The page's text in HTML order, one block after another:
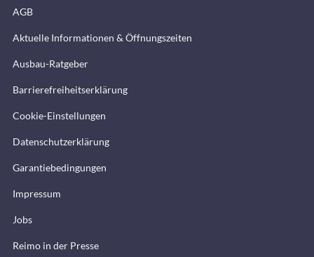
AGB
Aktuelle Informationen & Öffnungszeiten
Ausbau-Ratgeber
Barrierefreiheitserklärung
Cookie-Einstellungen
Datenschutzerklärung
Garantiebedingungen
Impressum
Jobs
Reimo in der Presse